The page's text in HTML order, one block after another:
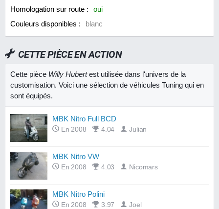
Homologation sur route :
oui
Couleurs disponibles :
blanc
CETTE PIÈCE EN ACTION
Cette pièce Willy Hubertest utilisée dans l'univers de la
customisation. Voici une sélection de véhicules Tuning qui en
sont équipés.
MBK Nitro Full BCD
En 2008 4.04 Julian
MBK Nitro VW
En 2008 4.03 Nicomars
MBK Nitro Polini
En 2008 3.97 Joel